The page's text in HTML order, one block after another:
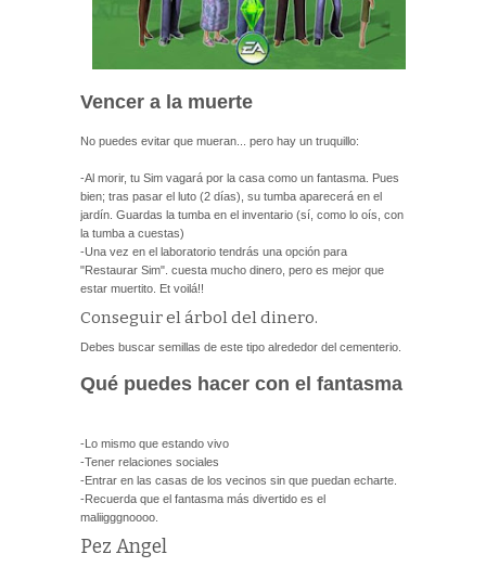
Vencer a la muerte
No puedes evitar que mueran... pero hay un truquillo:
-Al morir, tu Sim vagará por la casa como un fantasma. Pues
bien; tras pasar el luto (2 días), su tumba aparecerá en el
jardín. Guardas la tumba en el inventario (sí, como lo oís, con
la tumba a cuestas)
-Una vez en el laboratorio tendrás una opción para
"Restaurar Sim". cuesta mucho dinero, pero es mejor que
estar muertito. Et voilá!!
Conseguir el árbol del dinero.
Debes buscar semillas de este tipo alrededor del cementerio.
Qué puedes hacer con el fantasma
-Lo mismo que estando vivo
-Tener relaciones sociales
-Entrar en las casas de los vecinos sin que puedan echarte.
-Recuerda que el fantasma más divertido es el
maliigggnoooo.
Pez Angel